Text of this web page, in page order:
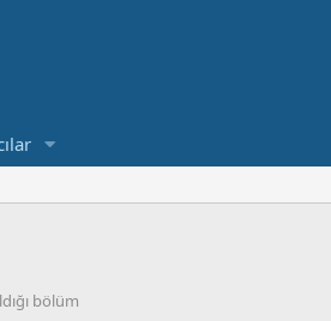
bölüm